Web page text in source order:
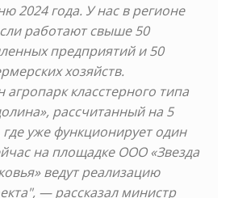
2024 года. У нас в регионе
работают свыше 50
предприятий и 50
хозяйств.
агропарк класстерного типа
рассчитанный на 5
уже функционирует один
на площадке ООО «Звезда
ведут реализацию
— рассказал министр